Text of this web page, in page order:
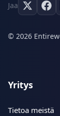
Jaa
© 2026
Yritys
Tietoa meistä